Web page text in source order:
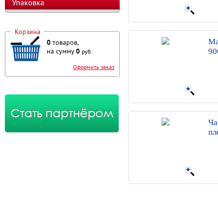
Упаковка
Корзина
0 товаров,
на сумму0 руб.
Оформить заказ